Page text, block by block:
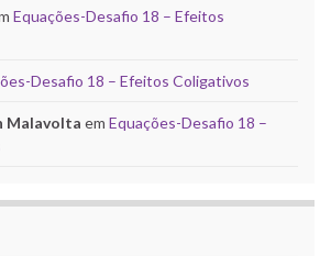
Equações-Desafio 18 – Efeitos
Desafio 18 – Efeitos Coligativos
Malavolta em Equações-Desafio 18 –